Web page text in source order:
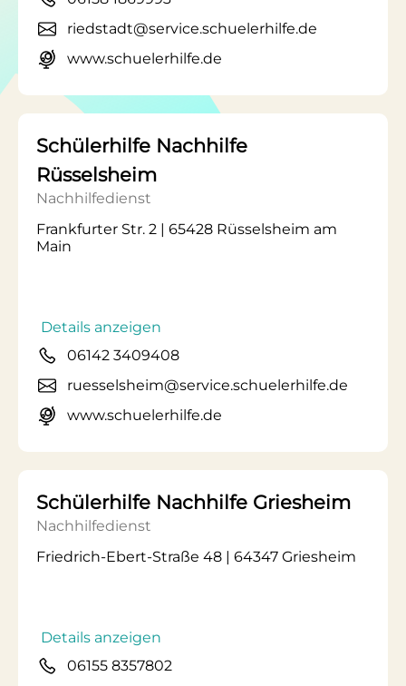
riedstadt@service.schuelerhilfe.de
www.schuelerhilfe.de
Schülerhilfe Nachhilfe
Rüsselsheim
Nachhilfedienst
Frankfurter Str. 2 | 65428 Rüsselsheim am
Main
Details anzeigen
06142 3409408
ruesselsheim@service.schuelerhilfe.de
www.schuelerhilfe.de
Schülerhilfe Nachhilfe Griesheim
Nachhilfedienst
Friedrich-Ebert-Straße 48 | 64347 Griesheim
Details anzeigen
06155 8357802